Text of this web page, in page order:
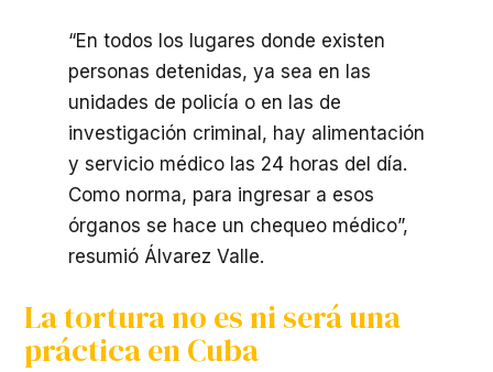
“En todos los lugares donde existen
personas detenidas, ya sea en las
unidades de policía o en las de
investigación criminal, hay alimentación
y servicio médico las 24 horas del día.
Como norma, para ingresar a esos
órganos se hace un chequeo médico”,
resumió Álvarez Valle.
La tortura no es ni será una
práctica en Cuba